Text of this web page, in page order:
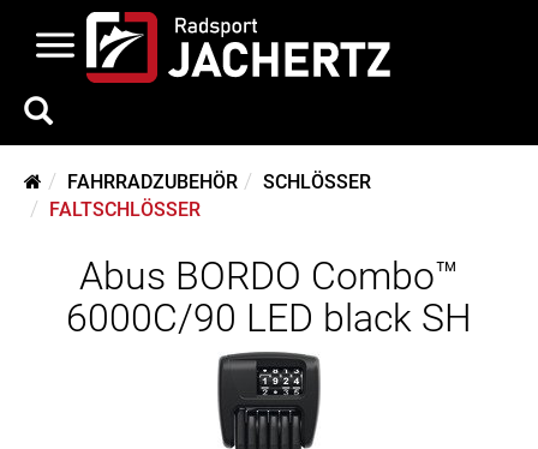
FAHRRADZUBEHÖR
SCHLÖSSER
FALTSCHLÖSSER
Abus BORDO Combo™
6000C/90 LED black SH